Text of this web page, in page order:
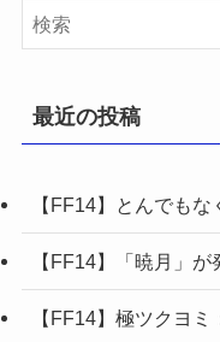
最近の投稿
【FF14】とんでも
【FF14】「暁月」
【FF14】極ツクヨ